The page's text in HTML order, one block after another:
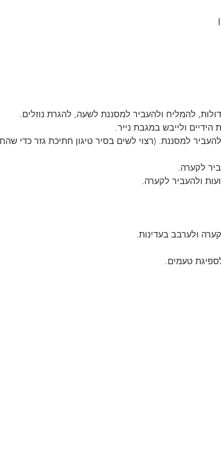
להמליח ולהעביר למסננת לשעה, להגרת נוזלים.
ולייבש במגבת נייר.
למסננת. (רצוי לשים בסיר טיגון חתיכת גזר כדי
לקערה.
ולהעביר לקערה.
ולערבב בעדינות.
טעמים.